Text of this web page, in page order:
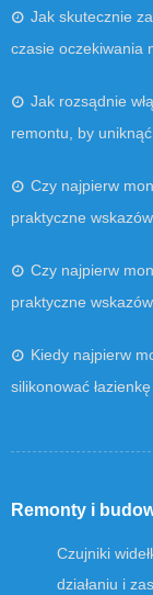
Jak skutecznie
czasie oczekiwania
Jak rozsądnie
remontu, by
Czy najpierw
praktyczne
Czy najpierw
praktyczne
Kiedy najpierw
silikonować
Remonty i
Czujniki
działaniu i